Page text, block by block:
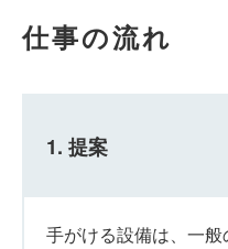
仕事の流れ
1. 提案
手がける設備は、一